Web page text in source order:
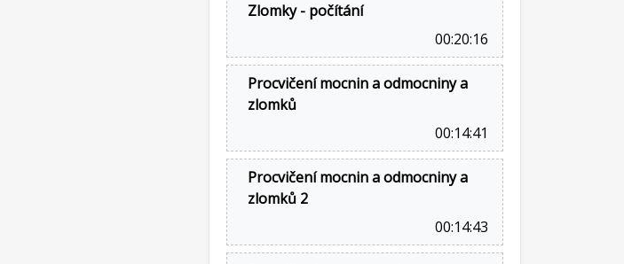
Zlomky - počítání
00:20:16
Procvičení mocnin a odmocniny a
zlomků
00:14:41
Procvičení mocnin a odmocniny a
zlomků 2
00:14:43